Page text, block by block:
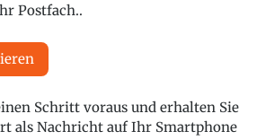
Postfach..
Schritt voraus und erhalten Sie
als Nachricht auf Ihr Smartphone